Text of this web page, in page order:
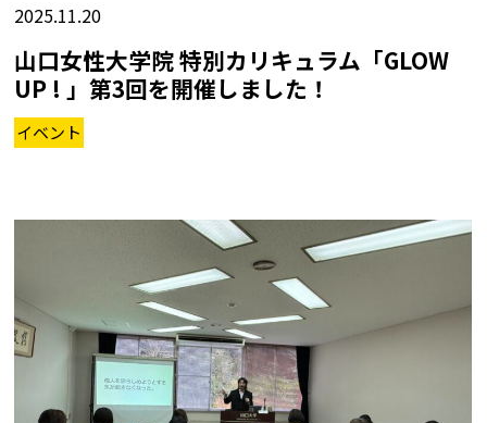
2025.11.20
山口女性大学院 特別カリキュラム「GLOW
UP ! 」第3回を開催しました！
イベント